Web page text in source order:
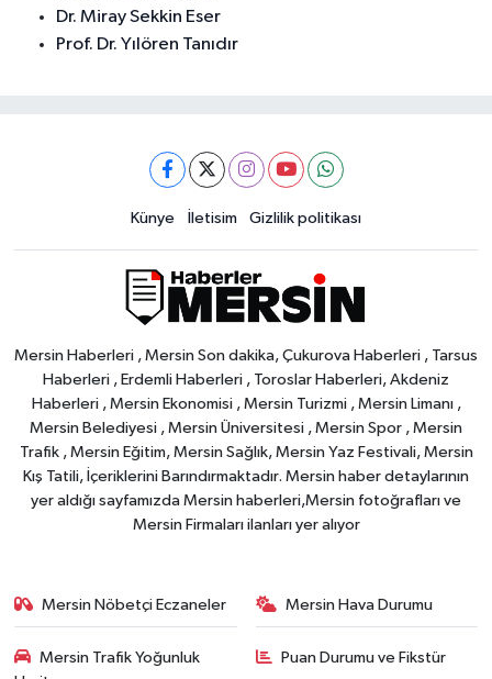
Dr. Miray Sekkin Eser
Prof. Dr. Yılören Tanıdır
Künye İletisim Gizlilik politikası
Mersin Haberleri , Mersin Son dakika, Çukurova Haberleri , Tarsus
Haberleri , Erdemli Haberleri , Toroslar Haberleri, Akdeniz
Haberleri , Mersin Ekonomisi , Mersin Turizmi , Mersin Limanı ,
Mersin Belediyesi , Mersin Üniversitesi , Mersin Spor , Mersin
Trafik , Mersin Eğitim, Mersin Sağlık, Mersin Yaz Festivali, Mersin
Kış Tatili, İçeriklerini Barındırmaktadır. Mersin haber detaylarının
yer aldığı sayfamızda Mersin haberleri,Mersin fotoğrafları ve
Mersin Firmaları ilanları yer alıyor
Mersin Nöbetçi Eczaneler Mersin Hava Durumu
Mersin Trafik Yoğunluk
Puan Durumu ve Fikstür